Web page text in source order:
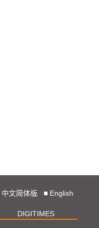
中文简体版 ■ English
DIGITIMES